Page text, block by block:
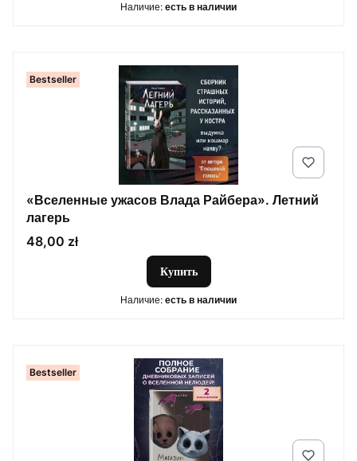
Наличие: есть в наличии
Bestseller
«Вселенные ужасов Влада Райбера». Летний
лагерь
Цена
48,00 zł
Купить
Наличие: есть в наличии
Bestseller